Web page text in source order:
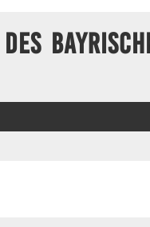
des